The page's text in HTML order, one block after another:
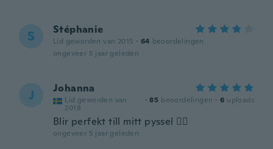
S Stéphanie
Lid geworden van 2015 · 64 beoordelingen
ongeveer 5 jaar geleden
J Johanna
Lid geworden van
2018
· 85 beoordelingen · 6 uploads
Blir perfekt till mitt pyssel 👌🏻
ongeveer 5 jaar geleden